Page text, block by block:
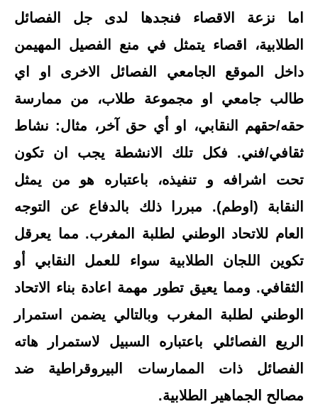
اما نزعة الاقصاء فنجدها لدى جل الفصائل
الطلابية، اقصاء يتمثل في منع الفصيل المهيمن
داخل الموقع الجامعي الفصائل الاخرى او اي
طالب جامعي او مجموعة طلاب، من ممارسة
حقه/حقهم النقابي، او أي حق آخر، مثال: نشاط
ثقافي/فني. فكل تلك الانشطة يجب ان تكون
تحت اشرافه و تنفيذه، باعتباره هو من يمثل
النقابة (اوطم). مبررا ذلك بالدفاع عن التوجه
العام للاتحاد الوطني لطلبة المغرب. مما يعرقل
تكوين اللجان الطلابية سواء للعمل النقابي أو
الثقافي. ومما يعيق تطور مهمة اعادة بناء الاتحاد
الوطني لطلبة المغرب وبالتالي يضمن استمرار
الريع الفصائلي باعتباره السبيل لاستمرار هاته
الفصائل ذات الممارسات البيروقراطية ضد
مصالح الجماهير الطلابية.